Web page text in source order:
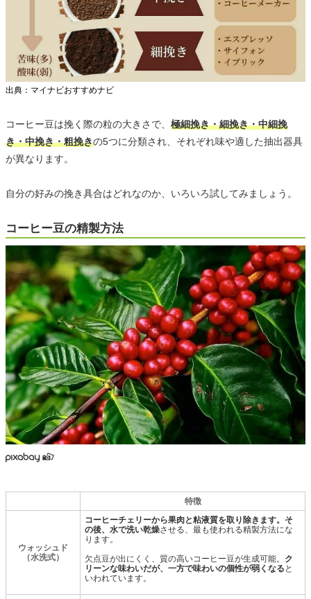
出典：マイナビおすすめナビ
コーヒー豆は挽く際の粒の大きさで、 極細挽き・細挽き・中細挽
き・中挽き・粗挽きの5つに分類され、それぞれ味や適した抽出器具
が異なります。
自分の好みの挽き具合はどれなのか、いろいろ試してみましょう。
コーヒー豆の精製方法
特徴
ウォッシュド
（水洗式）
コーヒーチェリーから果肉と粘液質を取り除きます。そ
の後、水で洗い乾燥させる、最も使われる精製方法にな
ります。
欠点豆が出にくく、質の高いコーヒー豆が生成可能。 ク
リーンな味わいだが、一方で味わいの個性が弱くなる と
いわれています。